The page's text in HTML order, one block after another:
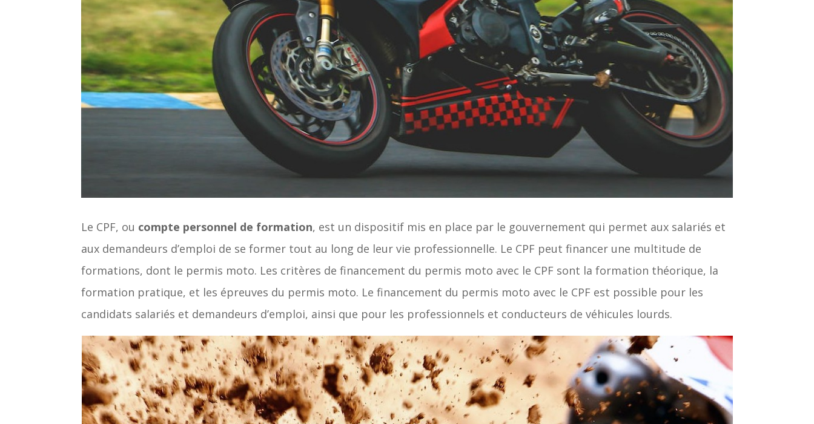
Le CPF, ou compte personnel de formation, est un dispositif mis en place par le gouvernement qui permet aux salariés et
aux demandeurs d’emploi de se former tout au long de leur vie professionnelle. Le CPF peut financer une multitude de
formations, dont le permis moto. Les critères de financement du permis moto avec le CPF sont la formation théorique, la
formation pratique, et les épreuves du permis moto. Le financement du permis moto avec le CPF est possible pour les
candidats salariés et demandeurs d’emploi, ainsi que pour les professionnels et conducteurs de véhicules lourds.